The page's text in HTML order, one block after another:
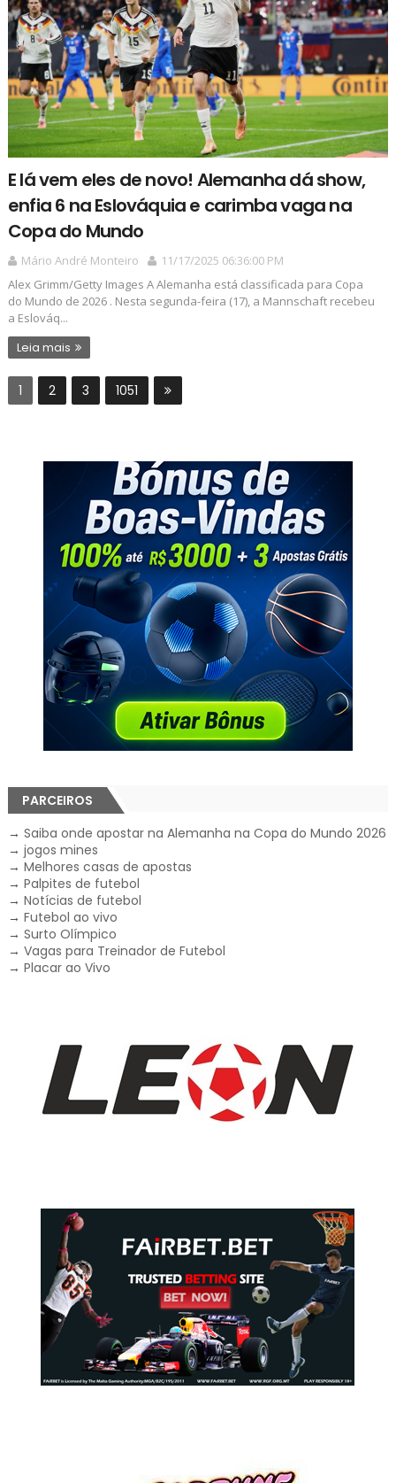
E lá vem eles de novo! Alemanha dá show,
enfia 6 na Eslováquia e carimba vaga na
Copa do Mundo
Mário André Monteiro
11/17/2025 06:36:00 PM
Alex Grimm/Getty Images A Alemanha está classificada para Copa
do Mundo de 2026 . Nesta segunda-feira (17), a Mannschaft recebeu
a Eslováq...
Leia mais
1 2 3 1051
PARCEIROS
→ Saiba onde apostar na Alemanha na Copa do Mundo 2026
→ jogos mines
→ Melhores casas de apostas
→ Palpites de futebol
→ Notícias de futebol
→ Futebol ao vivo
→ Surto Olímpico
→ Vagas para Treinador de Futebol
→ Placar ao Vivo